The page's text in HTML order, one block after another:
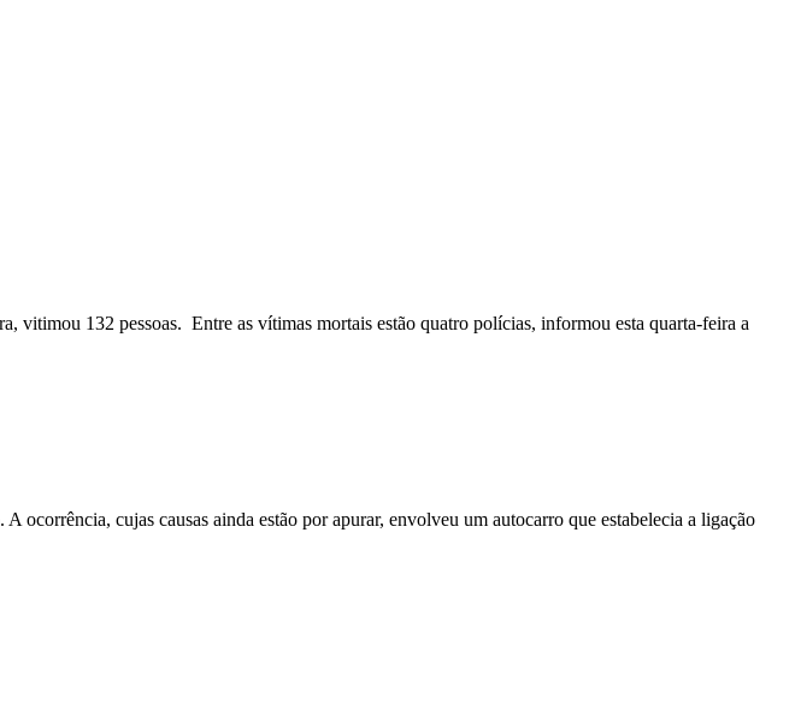
vitimou 132 pessoas. Entre as vítimas mortais estão quatro polícias, informou esta quarta-feira a
ocorrência, cujas causas ainda estão por apurar, envolveu um autocarro que estabelecia a ligação